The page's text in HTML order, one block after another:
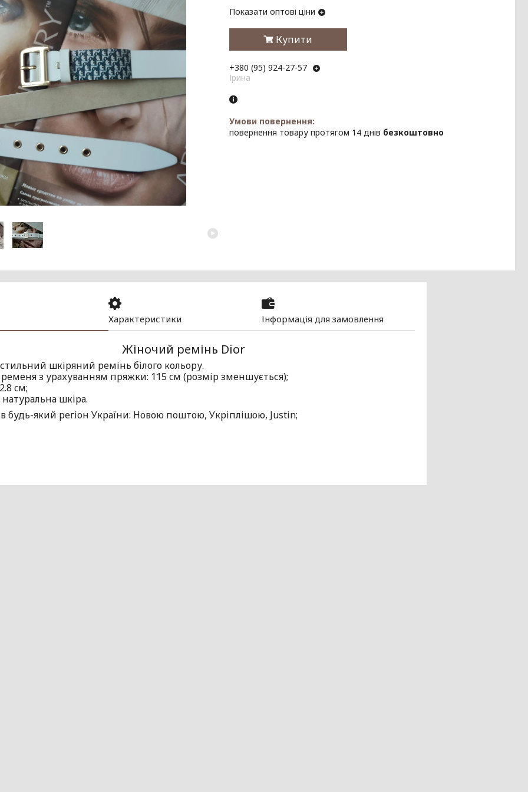
Показати оптові ціни
Купити
+380 (95) 924-27-57
Ірина
повернення товару протягом 14 днів безкоштовно
Характеристики Інформація для замовлення
Жіночий ремінь Dior
шкіряний ремінь білого кольору.
з урахуванням пряжки: 115 cм (розмір зменшується);
cм;
натуральна шкіра.
будь-який регіон України: Новою поштою, Укріплішою, Justin;